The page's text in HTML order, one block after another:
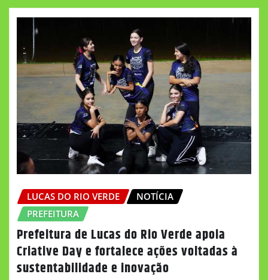
LUCAS DO RIO VERDE
NOTÍCIA
PREFEITURA
Prefeitura de Lucas do Rio Verde apoia
Criative Day e fortalece ações voltadas à
sustentabilidade e inovação